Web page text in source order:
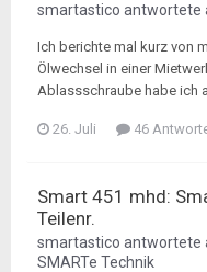
smartastico antwortete
Ich berichte mal kurz von
Ölwechsel in einer
Ablassschraube habe ich
26. Juli 46
Smart 451 mhd:
Teilenr.
smartastico antwortete
SMARTe Technik